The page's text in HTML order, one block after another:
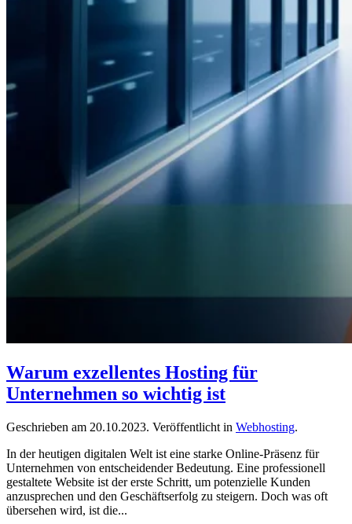
Warum exzellentes Hosting für
Unternehmen so wichtig ist
Geschrieben am 20.10.2023. Veröffentlicht in Webhosting.
In der heutigen digitalen Welt ist eine starke Online-Präsenz für
Unternehmen von entscheidender Bedeutung. Eine professionell
gestaltete Website ist der erste Schritt, um potenzielle Kunden
anzusprechen und den Geschäftserfolg zu steigern. Doch was oft
übersehen wird, ist die...